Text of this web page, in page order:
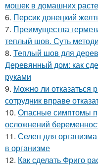
мошек в домашних
6. Персик донецкий
7. Преимущества
теплый шов. Суть
8. Теплый шов для
Деревянный дом: как
руками
9. Можно ли отказаться
сотрудник вправе
10. Опасные симптомы
осложнений
11. Селен для
в организме
12. Как сделать Фриго